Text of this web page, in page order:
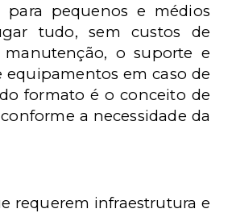
pequenos e médios
tudo, sem custos de
o suporte e
equipamentos em caso de
formato é o conceito de
a necessidade da
requerem infraestrutura e